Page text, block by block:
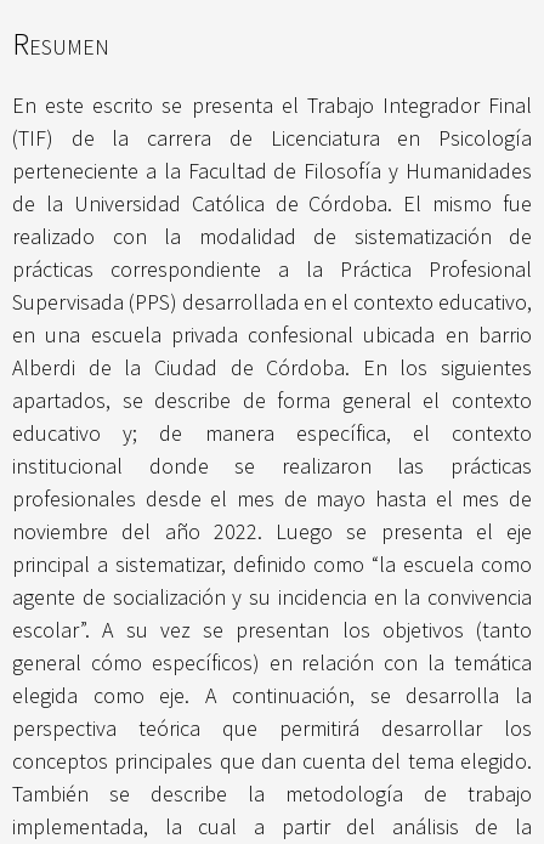
Resumen
En este escrito se presenta el Trabajo Integrador Final
(TIF) de la carrera de Licenciatura en Psicología
perteneciente a la Facultad de Filosofía y Humanidades
de la Universidad Católica de Córdoba. El mismo fue
realizado con la modalidad de sistematización de
prácticas correspondiente a la Práctica Profesional
Supervisada (PPS) desarrollada en el contexto educativo,
en una escuela privada confesional ubicada en barrio
Alberdi de la Ciudad de Córdoba. En los siguientes
apartados, se describe de forma general el contexto
educativo y; de manera específica, el contexto
institucional donde se realizaron las prácticas
profesionales desde el mes de mayo hasta el mes de
noviembre del año 2022. Luego se presenta el eje
principal a sistematizar, definido como “la escuela como
agente de socialización y su incidencia en la convivencia
escolar”. A su vez se presentan los objetivos (tanto
general cómo específicos) en relación con la temática
elegida como eje. A continuación, se desarrolla la
perspectiva teórica que permitirá desarrollar los
conceptos principales que dan cuenta del tema elegido.
También se describe la metodología de trabajo
implementada, la cual a partir del análisis de la